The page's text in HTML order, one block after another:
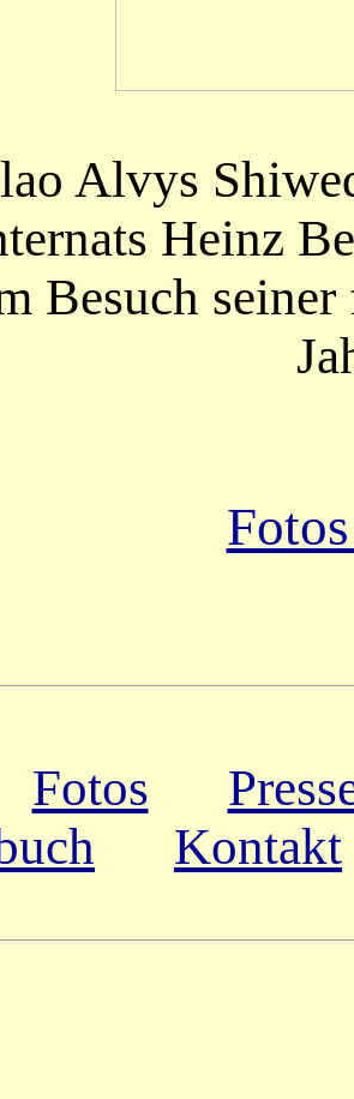
Alvys
Heinz
Besuch
Fotos
Kontakt